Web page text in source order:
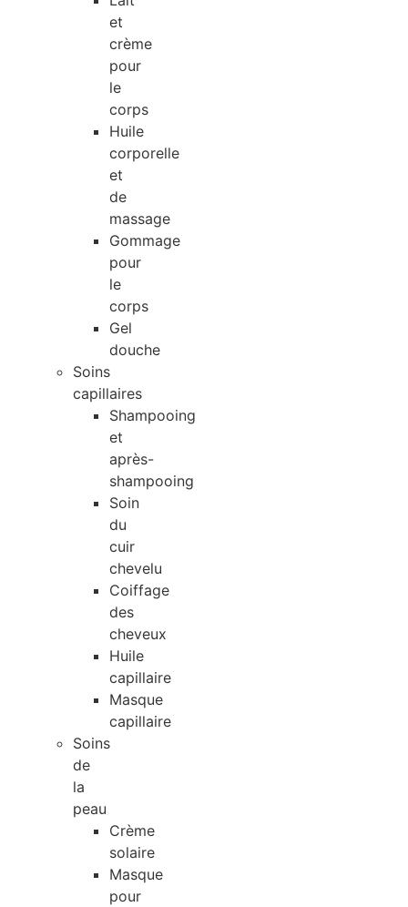
et
crème
pour
le
corps
Huile
corporelle
et
de
massage
Gommage
pour
le
corps
Gel
douche
Soins
capillaires
Shampooing
et
après-
shampooing
Soin
du
cuir
chevelu
Coiffage
des
cheveux
Huile
capillaire
Masque
capillaire
Soins
de
la
peau
Crème
solaire
Masque
pour